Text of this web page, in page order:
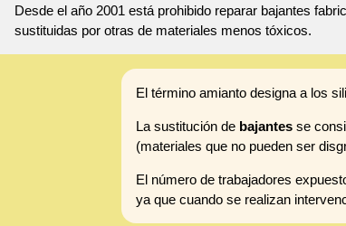
Desde el año 2001 está prohibido reparar bajantes
sustituidas por otras de materiales menos tóxicos.
El término amianto designa a los
La sustitución de bajantes se
(materiales que no pueden ser
El número de trabajadores
ya que cuando se realizan